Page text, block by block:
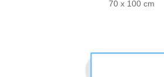
70 x 100 cm